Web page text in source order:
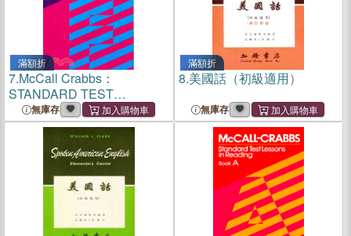
滿額折
7.McCall Crabbs：
STANDARD TEST
LESSONS IN READING
BOOK F
無庫存
滿額折
8.美國話（初級適用）
無庫存